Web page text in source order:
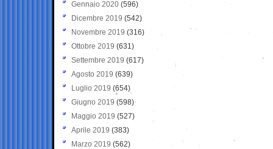
Gennaio 2020 (596)
Dicembre 2019 (542)
Novembre 2019 (316)
Ottobre 2019 (631)
Settembre 2019 (617)
Agosto 2019 (639)
Luglio 2019 (654)
Giugno 2019 (598)
Maggio 2019 (527)
Aprile 2019 (383)
Marzo 2019 (562)